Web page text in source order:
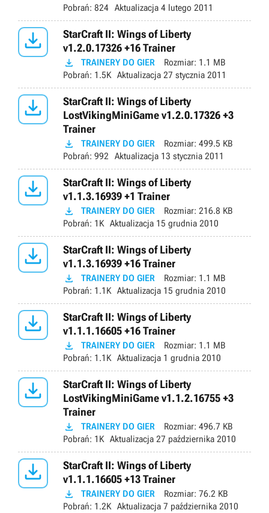
Pobrań: 824 Aktualizacja 4 lutego 2011

StarCraft II: Wings of Liberty
v1.2.0.17326 +16 Trainer
 TRAINERY DO GIER Rozmiar: 1.1 MB
Pobrań: 1.5K Aktualizacja 27 stycznia 2011

StarCraft II: Wings of Liberty
LostVikingMiniGame v1.2.0.17326 +3
Trainer
 TRAINERY DO GIER Rozmiar: 499.5 KB
Pobrań: 992 Aktualizacja 13 stycznia 2011

StarCraft II: Wings of Liberty
v1.1.3.16939 +1 Trainer
 TRAINERY DO GIER Rozmiar: 216.8 KB
Pobrań: 1K Aktualizacja 15 grudnia 2010

StarCraft II: Wings of Liberty
v1.1.3.16939 +16 Trainer
 TRAINERY DO GIER Rozmiar: 1.1 MB
Pobrań: 1.1K Aktualizacja 15 grudnia 2010

StarCraft II: Wings of Liberty
v1.1.1.16605 +16 Trainer
 TRAINERY DO GIER Rozmiar: 1.1 MB
Pobrań: 1.1K Aktualizacja 1 grudnia 2010

StarCraft II: Wings of Liberty
LostVikingMiniGame v1.1.2.16755 +3
Trainer
 TRAINERY DO GIER Rozmiar: 496.7 KB
Pobrań: 1K Aktualizacja 27 października 2010

StarCraft II: Wings of Liberty
v1.1.1.16605 +13 Trainer
 TRAINERY DO GIER Rozmiar: 76.2 KB
Pobrań: 1.2K Aktualizacja 7 października 2010